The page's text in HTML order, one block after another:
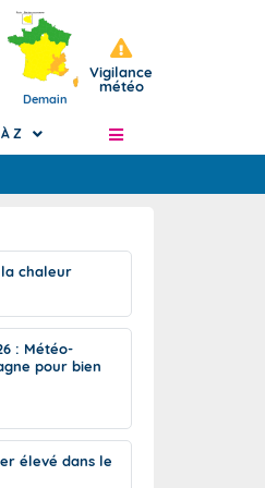
Demain
Vigilance
météo
de J+2 à J+7
intenses à l'échelle
du risque
Z
chaleur
: Météo-
pour bien
élevé dans le